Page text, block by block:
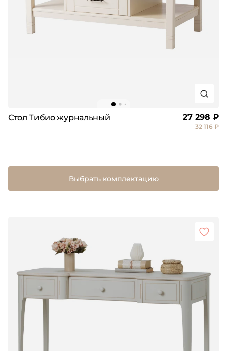
Стол Тибио журнальный 27 298 ₽
32 116 ₽
Выбрать комплектацию